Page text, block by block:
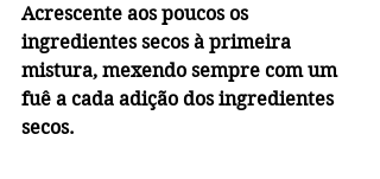
Acrescente aos poucos os
ingredientes secos à primeira
mistura, mexendo sempre com um
fuê a cada adição dos ingredientes
secos.